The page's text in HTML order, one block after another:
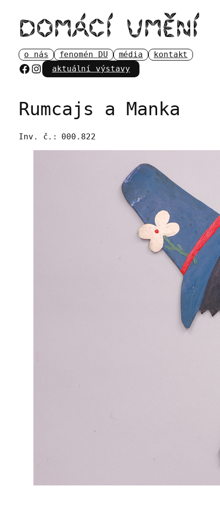
obsah
o nás fenomén DU média kontakt
Facebook
Instagram
aktuální výstavy
Rumcajs a Manka
Inv. č.: 000.822